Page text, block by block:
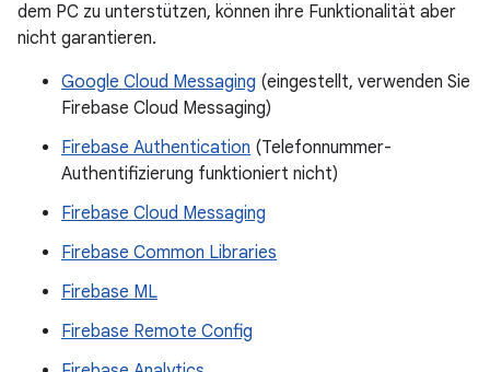
dem PC zu unterstützen, können ihre Funktionalität aber
nicht garantieren.
Google Cloud Messaging (eingestellt, verwenden Sie
Firebase Cloud Messaging)
Firebase Authentication (Telefonnummer-
Authentifizierung funktioniert nicht)
Firebase Cloud Messaging
Firebase Common Libraries
Firebase ML
Firebase Remote Config